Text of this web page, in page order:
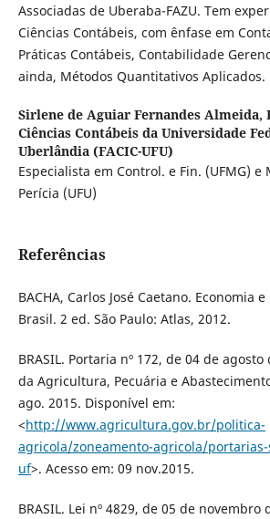
Associadas de Uberaba-FAZU. Tem
Ciências Contábeis, com ênfase em
Práticas Contábeis, Contabilidade
ainda, Métodos Quantitativos Aplicados.
Sirlene de Aguiar Fernandes Almeida,
Ciências Contábeis da Universidade
Uberlândia (FACIC-UFU)
Especialista em Control. e Fin. (UFMG)
Perícia (UFU)
Referências
BACHA, Carlos José Caetano. Economia
Brasil. 2 ed. São Paulo: Atlas, 2012.
BRASIL. Portaria nº 172, de 04 de
da Agricultura, Pecuária e
ago. 2015. Disponível em:
<http://www.agricultura.gov.br/politica-
agricola/zoneamento-agricola/
uf>. Acesso em: 09 nov.2015.
BRASIL. Lei nº 4829, de 05 de novembro